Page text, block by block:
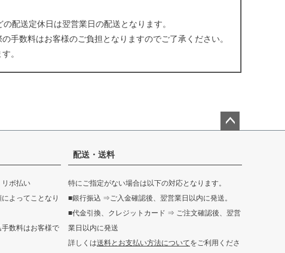
配送定休日は翌営業日の配送となります。
数料はお客様のご負担となりますのでご了承ください。
。
リボ払い
よってことなり
数料はお客様で
配送・送料
特にご指定がない場合は以下の対応となります。
■銀行振込 ⇒ご入金確認後、翌営業日以内に発送。
■代金引換、クレジットカード ⇒ ご注文確認後、翌営
業日以内に発送
詳しくは送料とお支払い方法についてをご利用くださ
ップ